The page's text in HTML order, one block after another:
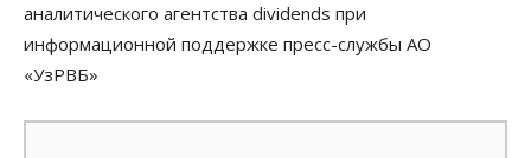
аналитического агентства dividends при
информационной поддержке пресс-службы АО
«УзРВБ»